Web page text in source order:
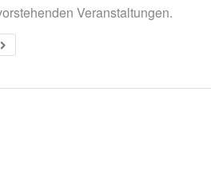
Veranstaltungen.